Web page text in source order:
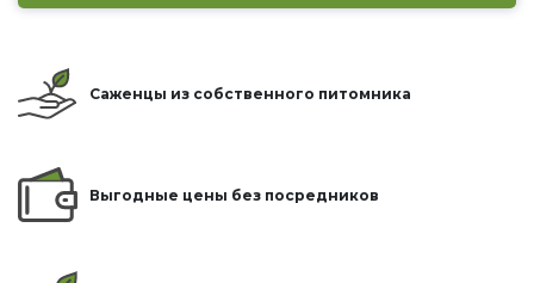
Саженцы из собственного питомника
Выгодные цены без посредников